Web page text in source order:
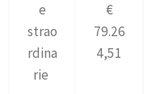
e
strao
rdina
rie
€
79.26
4,51